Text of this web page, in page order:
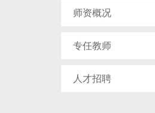
师资概况
专任教师
人才招聘